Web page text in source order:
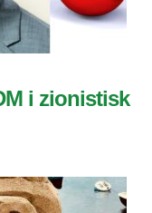
i zionistisk